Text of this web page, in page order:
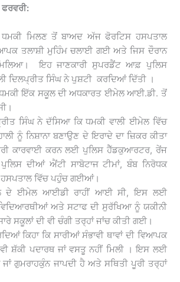
ਮਿਲਣ ਤੋਂ ਬਾਅਦ ਅੱਜ ਫੋਰਟਿਸ ਹਸਪਤਾਲ
ਤਲਾਸ਼ੀ ਮੁਹਿੰਮ ਚਲਾਈ ਗਈ ਅਤੇ ਜਿਸ ਦੌਰਾਨ
ਇਹ ਜਾਣਕਾਰੀ ਸੁਪਰਡੈਂਟ ਆਫ਼ ਪੁਲਿਸ
ਦਿਲਪ੍ਰੀਤ ਸਿੰਘ ਨੇ ਪੁਸ਼ਟੀ ਕਰਦਿਆਂ ਦਿੱਤੀ ।
ਇੱਕ ਸਕੂਲ ਦੀ ਅਧਕਾਰਤ ਈਮੇਲ ਆਈ.ਡੀ. ਤੋਂ
ਸਿੰਘ ਨੇ ਦੱਸਿਆ ਕਿ ਧਮਕੀ ਵਾਲੀ ਈਮੇਲ ਵਿੱਚ
ਨੂੰ ਨਿਸ਼ਾਨਾ ਬਣਾਉਣ ਦੇ ਇਰਾਦੇ ਦਾ ਜ਼ਿਕਰ ਕੀਤਾ
ਕਾਰਵਾਈ ਕਰਨ ਲਈ ਪੁਲਿਸ ਹੈੱਡਕੁਆਰਟਰ, ਰੇਂਜ
ਦੀਆਂ ਐਂਟੀ ਸਾਬੋਟਾਜ ਟੀਮਾਂ, ਬੰਬ ਨਿਰੋਧਕ
ਵਿੱਚ ਪਹੁੰਚ ਗਈਆਂ।
ਦੇ ਈਮੇਲ ਆਈਡੀ ਰਾਹੀਂ ਆਈ ਸੀ, ਇਸ ਲਈ
ਵਿਦਿਆਰਥੀਆਂ ਅਤੇ ਸਟਾਫ ਦੀ ਸੁਰੱਖਿਆ ਨੂੰ ਯਕੀਨੀ
ਸਕੂਲਾਂ ਦੀ ਵੀ ਚੰਗੀ ਤਰ੍ਹਾਂ ਜਾਂਚ ਕੀਤੀ ਗਈ।
ਕਿਹਾ ਕਿ ਸਾਰੀਆਂ ਸੰਭਾਵੀ ਥਾਵਾਂ ਦੀ ਵਿਆਪਕ
ਸ਼ੱਕੀ ਪਦਾਰਥ ਜਾਂ ਵਸਤੂ ਨਹੀਂ ਮਿਲੀ । ਇਸ ਲਈ
ਜਾਂ ਗੁਮਰਾਹਕੁੰਨ ਜਾਪਦੀ ਹੈ ਅਤੇ ਸਥਿਤੀ ਪੂਰੀ ਤਰ੍ਹਾਂ